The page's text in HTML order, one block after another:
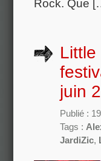
Rock. Que
Little
juin
Publié :
Tags :
JardiZic,